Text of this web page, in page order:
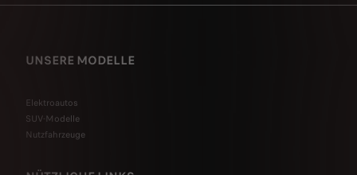
UNSERE MODELLE
Elektroautos
SUV-Modelle
Nutzfahrzeuge